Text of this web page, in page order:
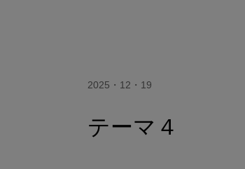
2025・12・19
テーマ４